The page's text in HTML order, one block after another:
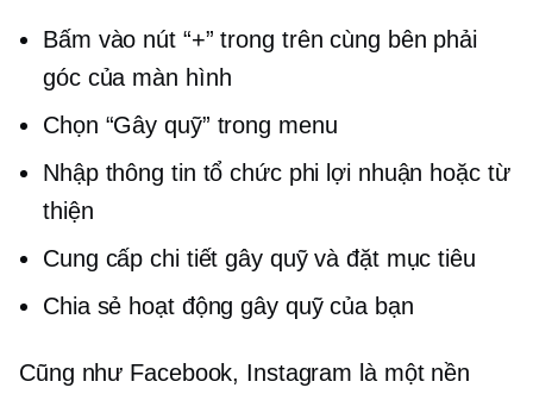
Bấm vào nút “+” trong trên cùng bên phải
góc của màn hình
Chọn “Gây quỹ” trong menu
Nhập thông tin tổ chức phi lợi nhuận hoặc từ
thiện
Cung cấp chi tiết gây quỹ và đặt mục tiêu
Chia sẻ hoạt động gây quỹ của bạn
Cũng như Facebook, Instagram là một nền